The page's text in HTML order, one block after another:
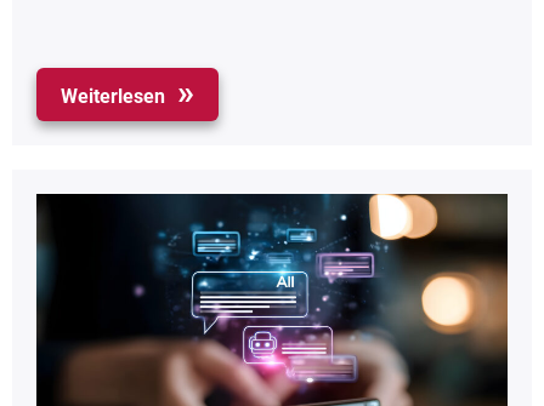
Weiterlesen